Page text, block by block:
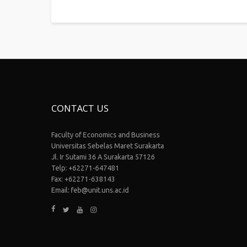
CONTACT US
Faculty of Economics and Business
Universitas Sebelas Maret Surakarta
Jl. Ir Sutami 36 A Surakarta 57126
Telp: +62271-647481
Fax: +62271-638143
Email: feb@unit.uns.ac.id